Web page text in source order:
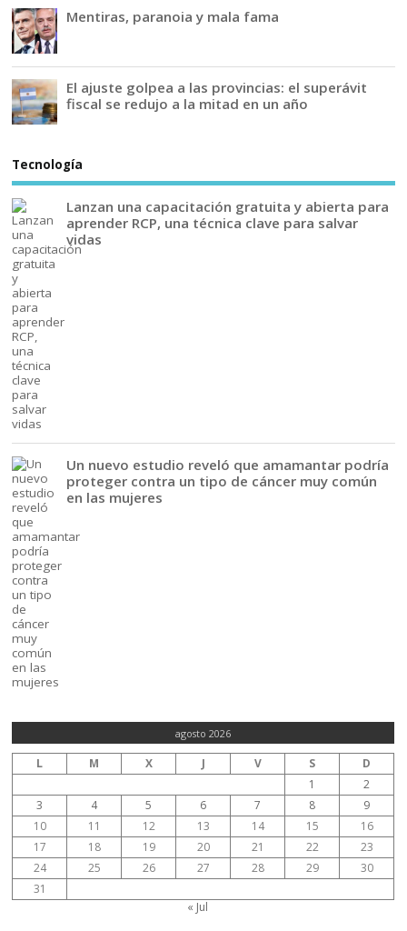
Mentiras, paranoia y mala fama
El ajuste golpea a las provincias: el superávit
fiscal se redujo a la mitad en un año
Tecnología
Lanzan una capacitación gratuita y abierta para
aprender RCP, una técnica clave para salvar
vidas
Un nuevo estudio reveló que amamantar podría
proteger contra un tipo de cáncer muy común
en las mujeres
agosto 2026
L M X J V S
D
1
2
3
4 5 6 7 8
9
10
11 12 13 14 15
16
17
18 19 20 21 22
23
24
25 26 27 28 29
30
31
« Jul